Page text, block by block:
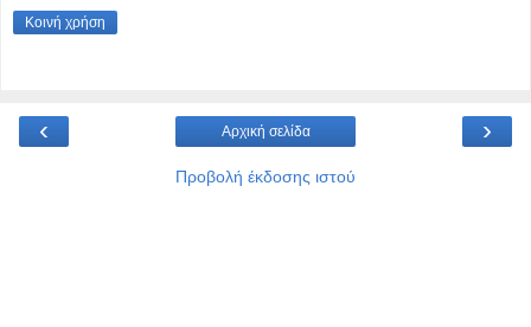
Κοινή χρήση
‹ ›
Αρχική σελίδα
Προβολή έκδοσης ιστού